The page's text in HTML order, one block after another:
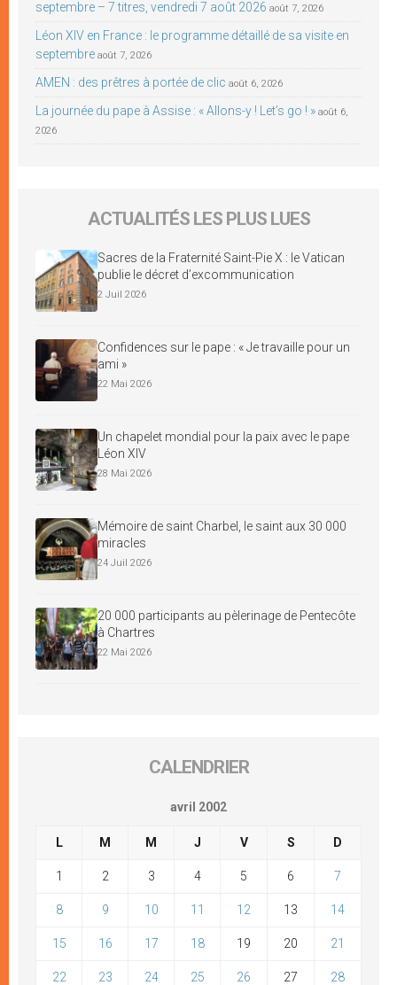
septembre – 7 titres, vendredi 7 août 2026 août 7, 2026
Léon XIV en France : le programme détaillé de sa visite en
septembre août 7, 2026
AMEN : des prêtres à portée de clic août 6, 2026
La journée du pape à Assise : « Allons-y ! Let’s go ! » août 6,
2026
ACTUALITÉS LES PLUS LUES
Sacres de la Fraternité Saint-Pie X : le Vatican
publie le décret d’excommunication
2 Juil 2026
Confidences sur le pape : « Je travaille pour un
ami »
22 Mai 2026
Un chapelet mondial pour la paix avec le pape
Léon XIV
28 Mai 2026
Mémoire de saint Charbel, le saint aux 30 000
miracles
24 Juil 2026
20 000 participants au pèlerinage de Pentecôte
à Chartres
22 Mai 2026
CALENDRIER
avril 2002
L M M J V S D
1 2 3 4 5 6 7
8 9 10 11 12 13 14
15 16 17 18 19 20 21
22 23 24 25 26 27 28